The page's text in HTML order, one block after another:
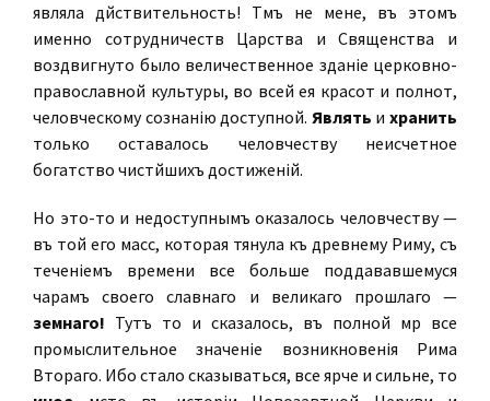
являла дѣйствительность! Тѣмъ не менѣе, въ этомъ
именно сотрудничествѣ Царства и Священства и
воздвигнуто было величественное зданіе церковно-
православной культуры, во всей ея красотѣ и полнотѣ,
человѣческому сознанію доступной. Являть ихранить
только оставалось человѣчеству неисчетное
богатство чистѣйшихъ достиженій.
Но это-то и недоступнымъ оказалось человѣчеству —
въ той его массѣ, которая тянула къ древнему Риму, съ
теченіемъ времени все больше поддававшемуся
чарамъ своего славнаго и великаго прошлаго —
земнаго! Тутъ то и сказалось, въ полной мѣрѣ все
промыслительное значеніе возникновенія Рима
Втораго. Ибо стало сказываться, все ярче и сильнѣе, то